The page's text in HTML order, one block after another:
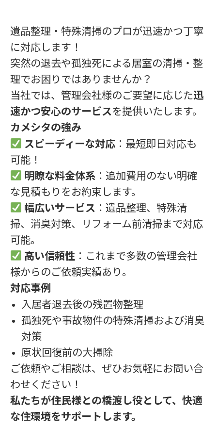
遺品整理・特殊清掃のプロが迅速かつ丁寧
に対応します！
突然の退去や孤独死による居室の清掃・整
理でお困りではありませんか？
当社では、管理会社様のご要望に応じた迅
速かつ安心のサービスを提供いたします。
カメシタの強み
スピーディーな対応 ：最短即日対応も
可能！
明瞭な料金体系 ：追加費用のない明確
な見積もりをお約束します。
幅広いサービス ：遺品整理、特殊清
掃、消臭対策、リフォーム前清掃まで対応
可能。
高い信頼性 ：これまで多数の管理会社
様からのご依頼実績あり。
対応事例
入居者退去後の残置物整理
孤独死や事故物件の特殊清掃および消臭
対策
原状回復前の大掃除
ご依頼やご相談は、ぜひお気軽にお問い合
わせください！
私たちが住民様との橋渡し役として、快適
な住環境をサポートします。